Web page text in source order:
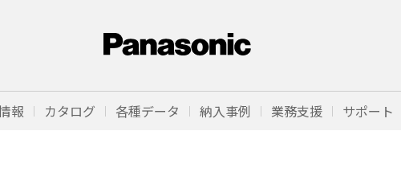
報 カタログ 各種データ 納入事例 業務支援 サポート